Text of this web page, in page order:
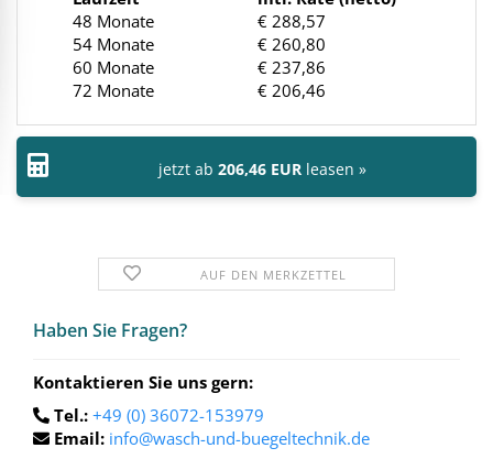
48 Monate
€ 288,57
54 Monate
€ 260,80
60 Monate
€ 237,86
72 Monate
€ 206,46
jetzt ab 206,46 EUR leasen »
AUF DEN MERKZETTEL
Haben Sie Fra­gen?
Kontaktieren Sie uns gern:
Tel.: +49 (0) 36072-153979
Email: info@wasch-und-buegeltechnik.de